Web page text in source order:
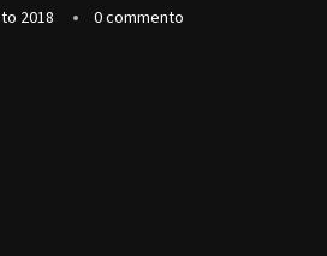
2018 0 commento